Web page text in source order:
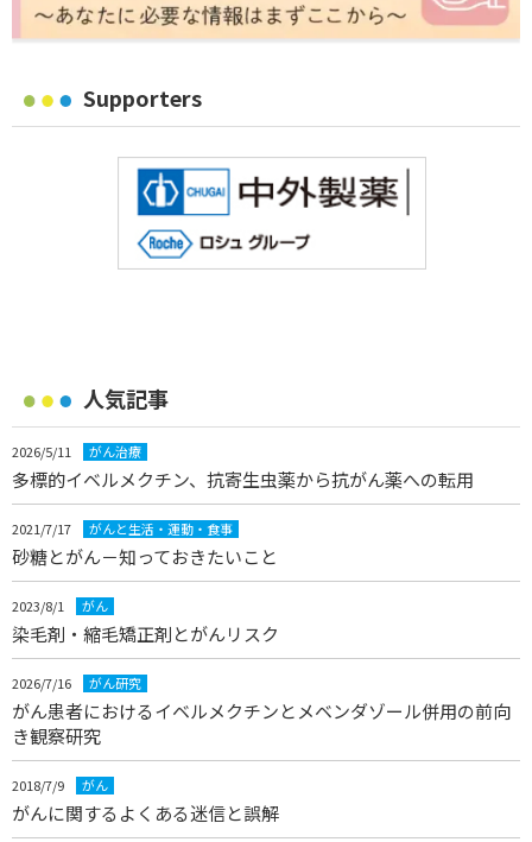
Supporters
人気記事
2026/5/11 がん治療
多標的イベルメクチン、抗寄生虫薬から抗がん薬への転用
2021/7/17 がんと生活・運動・食事
砂糖とがん－知っておきたいこと
2023/8/1 がん
染毛剤・縮毛矯正剤とがんリスク
2026/7/16 がん研究
がん患者におけるイベルメクチンとメベンダゾール併用の前向
き観察研究
2018/7/9 がん
がんに関するよくある迷信と誤解